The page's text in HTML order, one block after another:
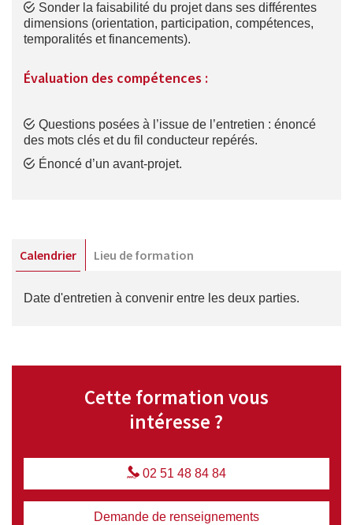
Sonder la faisabilité du projet dans ses différentes
dimensions (orientation, participation, compétences,
temporalités et financements).
Évaluation des compétences :
Questions posées à l’issue de l’entretien : énoncé
des mots clés et du fil conducteur repérés.
Énoncé d’un avant-projet.
Calendrier Lieu de formation
Date d'entretien à convenir entre les deux parties.
Cette formation vous
intéresse ?
02 51 48 84 84
Demande de renseignements